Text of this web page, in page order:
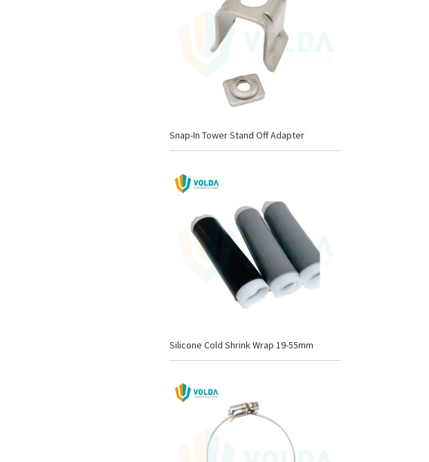
Snap-In Tower Stand Off Adapter
Silicone Cold Shrink Wrap 19-55mm